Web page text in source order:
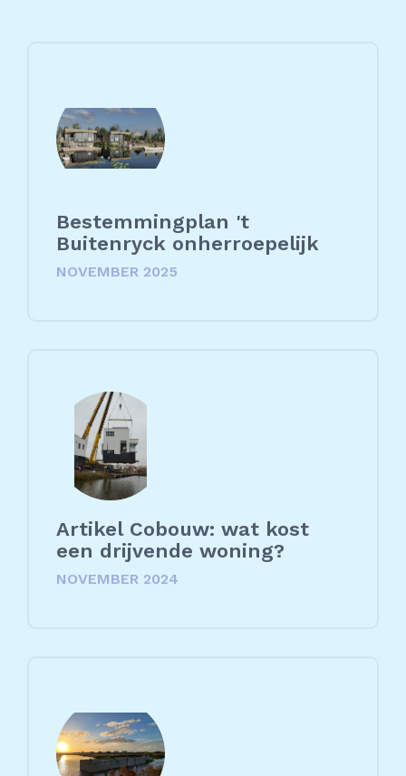
Bestemmingplan 't
Buitenryck onherroepelijk
NOVEMBER 2025
Artikel Cobouw: wat kost
een drijvende woning?
NOVEMBER 2024